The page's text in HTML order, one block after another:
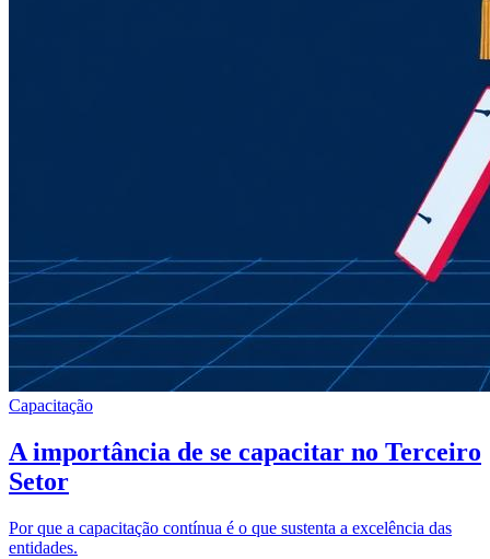
Capacitação
A importância de se capacitar no Terceiro
Setor
Por que a capacitação contínua é o que sustenta a excelência das
entidades.